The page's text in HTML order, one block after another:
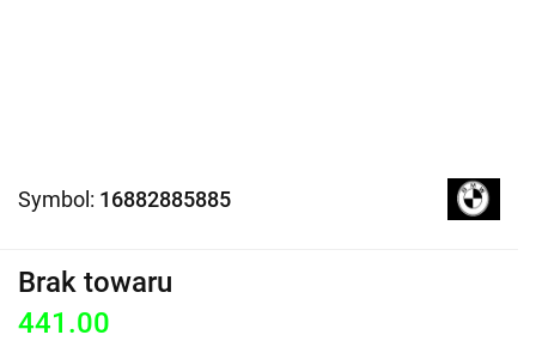
Symbol: 16882885885
Brak towaru
441.00